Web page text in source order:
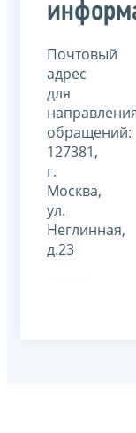
Почтовый
адрес
для
обращений:
127381,
г.
Москва,
ул.
Неглинная,
д.23